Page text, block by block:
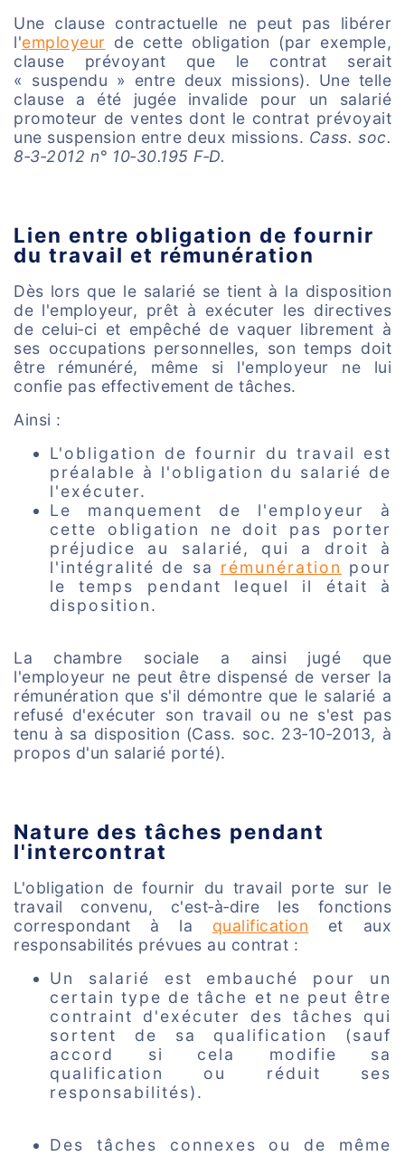
Une clause contractuelle ne peut pas libérer
l'employeur de cette obligation (par exemple,
clause prévoyant que le contrat serait
« suspendu » entre deux missions). Une telle
clause a été jugée invalide pour un salarié
promoteur de ventes dont le contrat prévoyait
une suspension entre deux missions. Cass. soc.
8‑3‑2012 n° 10‑30.195 F‑D.
Lien entre obligation de fournir
du travail et rémunération
Dès lors que le salarié se tient à la disposition
de l'employeur, prêt à exécuter les directives
de celui‑ci et empêché de vaquer librement à
ses occupations personnelles, son temps doit
être rémunéré, même si l'employeur ne lui
confie pas effectivement de tâches.
Ainsi :
L'obligation de fournir du travail est
préalable à l'obligation du salarié de
l'exécuter.
Le manquement de l'employeur à
cette obligation ne doit pas porter
préjudice au salarié, qui a droit à
l'intégralité de sa rémunération pour
le temps pendant lequel il était à
disposition.
La chambre sociale a ainsi jugé que
l'employeur ne peut être dispensé de verser la
rémunération que s'il démontre que le salarié a
refusé d'exécuter son travail ou ne s'est pas
tenu à sa disposition (Cass. soc. 23‑10‑2013, à
propos d'un salarié porté).
Nature des tâches pendant
l'intercontrat
L'obligation de fournir du travail porte sur le
travail convenu, c'est‑à‑dire les fonctions
correspondant à la qualification et aux
responsabilités prévues au contrat :
Un salarié est embauché pour un
certain type de tâche et ne peut être
contraint d'exécuter des tâches qui
sortent de sa qualification (sauf
accord si cela modifie sa
qualification ou réduit ses
responsabilités).
Des tâches connexes ou de même